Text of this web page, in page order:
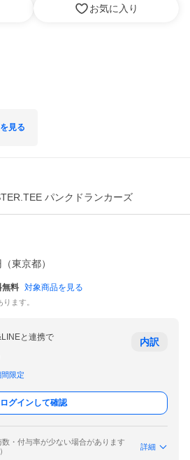
お気に入り
見る
パンクドランカーズ
（東京都）
無料 対象商品を見る
ます。
と連携で
限定
内訳
ログインして確認
・付与率が少ない場合があります
詳細